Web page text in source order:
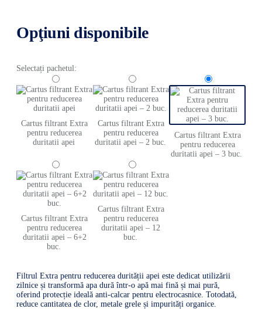
Filtrul Extra pentru reducerea durității apei este dedicat utilizării
zilnice și transformă apa dură într-o apă mai fină și mai pură,
oferind protecție ideală anti-calcar pentru electrocasnice. Totodată,
reduce cantitatea de clor, metale grele și impurități organice.
Opţiuni disponibile
Selectați pachetul:
Cartus filtrant Extra
pentru reducerea
duritatii apei
Cartus filtrant Extra
pentru reducerea
duritatii apei – 2 buc.
Cartus filtrant Extra
pentru reducerea
duritatii apei – 3 buc.
Cartus filtrant Extra
pentru reducerea
duritatii apei – 6+2
buc.
Cartus filtrant Extra
pentru reducerea
duritatii apei – 12
buc.